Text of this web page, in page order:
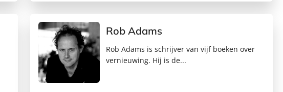
Rob Adams
Rob Adams is schrijver van vijf boeken over
vernieuwing. Hij is de...